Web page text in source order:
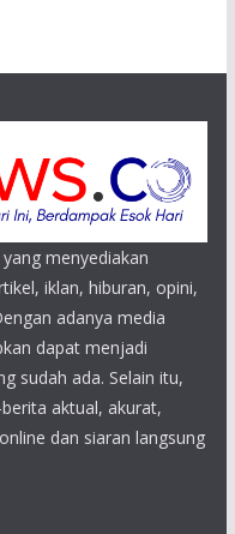
menyediakan
iklan, hiburan, opini,
adanya media
dapat menjadi
sudah ada. Selain itu,
aktual, akurat,
dan siaran langsung